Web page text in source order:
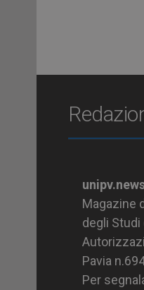
Magazine
degli Studi
Pavia
Per